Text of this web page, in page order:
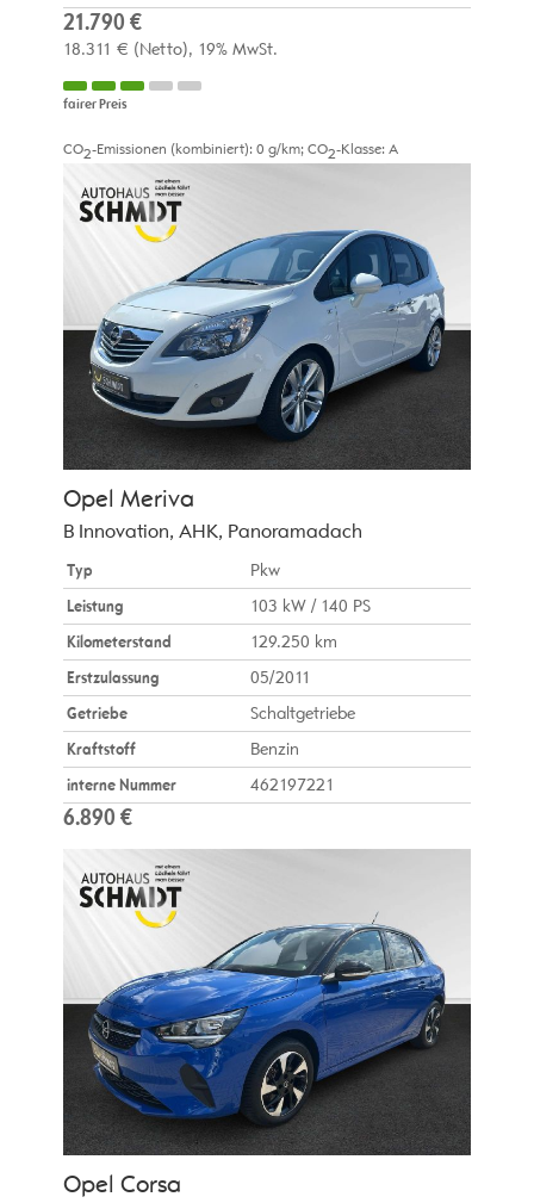
21.790 €
18.311 € (Netto) 19% MwSt.
fairer Preis
CO2-Emissionen (kombiniert): 0 g/km; CO2-Klasse: A
Opel Meriva
B Innovation, AHK, Panoramadach
Typ
Pkw
Leistung
103 kW / 140 PS
Kilometerstand
129.250 km
Erstzulassung
05/2011
Getriebe
Schaltgetriebe
Kraftstoff
Benzin
interne Nummer
462197221
6.890 €
Opel Corsa